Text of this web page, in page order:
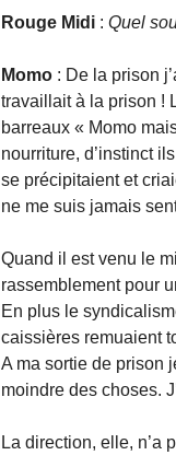
Rouge Midi : Quel
Momo : De la prison
travaillait à la prison !
barreaux « Momo
nourriture, d’instinct
se précipitaient et
ne me suis jamais
Quand il est venu le
rassemblement pour
En plus le
caissières remuaient
A ma sortie de prison
moindre des choses.
La direction, elle, n’a